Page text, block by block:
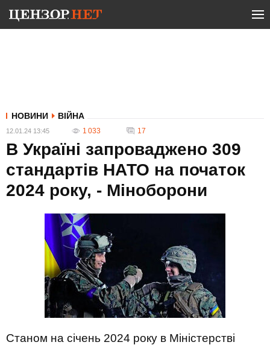
НОВИНИ ВІЙНА
12.01.24 13:45 1 033 17
В Україні запроваджено 309
стандартів НАТО на початок
2024 року, - Міноборони
Станом на січень 2024 року в Міністерстві